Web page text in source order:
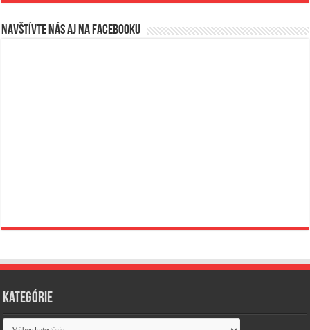
Navštívte nás aj na Facebooku
Kategórie
Kategórie